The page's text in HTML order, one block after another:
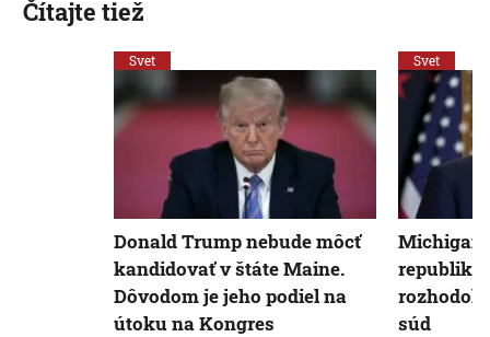
Čítajte tiež
Svet
Donald Trump nebude môcť
kandidovať v štáte Maine.
Dôvodom je jeho podiel na
útoku na Kongres
Svet
Michigan
rozhodol
súd